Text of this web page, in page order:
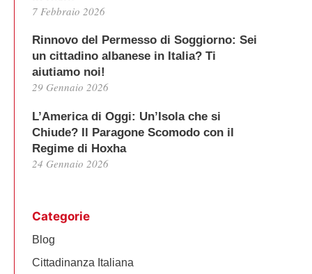
7 Febbraio 2026
Rinnovo del Permesso di Soggiorno: Sei
un cittadino albanese in Italia? Ti
aiutiamo noi!
29 Gennaio 2026
L’America di Oggi: Un’Isola che si
Chiude? Il Paragone Scomodo con il
Regime di Hoxha
24 Gennaio 2026
Categorie
Blog
Cittadinanza Italiana